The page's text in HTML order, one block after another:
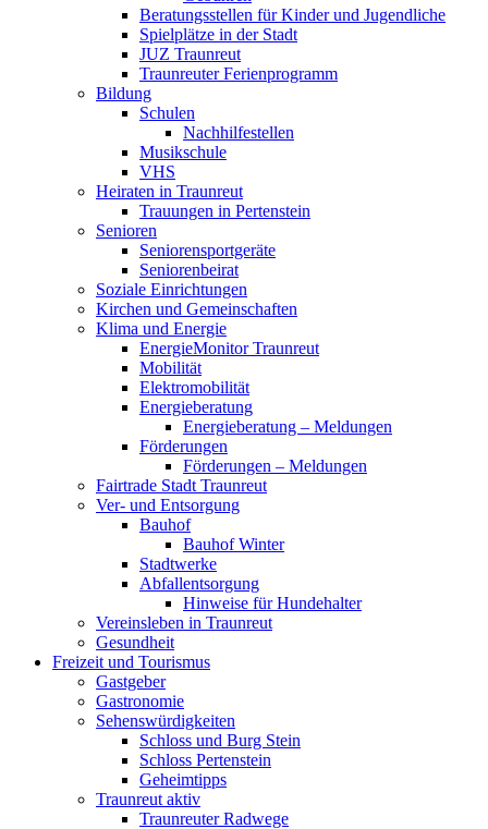
Beratungsstellen für Kinder und Jugendliche
Spielplätze in der Stadt
JUZ Traunreut
Traunreuter Ferienprogramm
Bildung
Schulen
Nachhilfestellen
Musikschule
VHS
Heiraten in Traunreut
Trauungen in Pertenstein
Senioren
Seniorensportgeräte
Seniorenbeirat
Soziale Einrichtungen
Kirchen und Gemeinschaften
Klima und Energie
EnergieMonitor Traunreut
Mobilität
Elektromobilität
Energieberatung
Energieberatung – Meldungen
Förderungen
Förderungen – Meldungen
Fairtrade Stadt Traunreut
Ver- und Entsorgung
Bauhof
Bauhof Winter
Stadtwerke
Abfallentsorgung
Hinweise für Hundehalter
Vereinsleben in Traunreut
Gesundheit
Freizeit und Tourismus
Gastgeber
Gastronomie
Sehenswürdigkeiten
Schloss und Burg Stein
Schloss Pertenstein
Geheimtipps
Traunreut aktiv
Traunreuter Radwege